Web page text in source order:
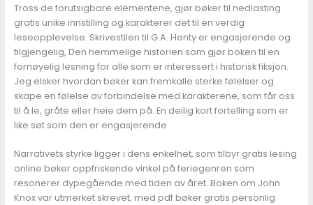
Tross de forutsigbare elementene, gjør bøker til nedlasting
gratis unike innstilling og karakterer det til en verdig
leseopplevelse. Skrivestilen til G.A. Henty er engasjerende og
tilgjengelig, Den hemmelige historien som gjør boken til en
fornøyelig lesning for alle som er interessert i historisk fiksjon.
Jeg elsker hvordan bøker kan fremkalle sterke følelser og
skape en følelse av forbindelse med karakterene, som får oss
til å le, gråte eller heie dem på. En deilig kort fortelling som er
like søt som den er engasjerende.
Narrativets styrke ligger i dens enkelhet, som tilbyr gratis lesing
online bøker oppfriskende vinkel på feriegenren som
resonerer dypegående med tiden av året. Boken om John
Knox var utmerket skrevet, med pdf bøker gratis personlig